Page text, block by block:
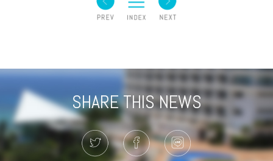
SHARE THIS NEWS